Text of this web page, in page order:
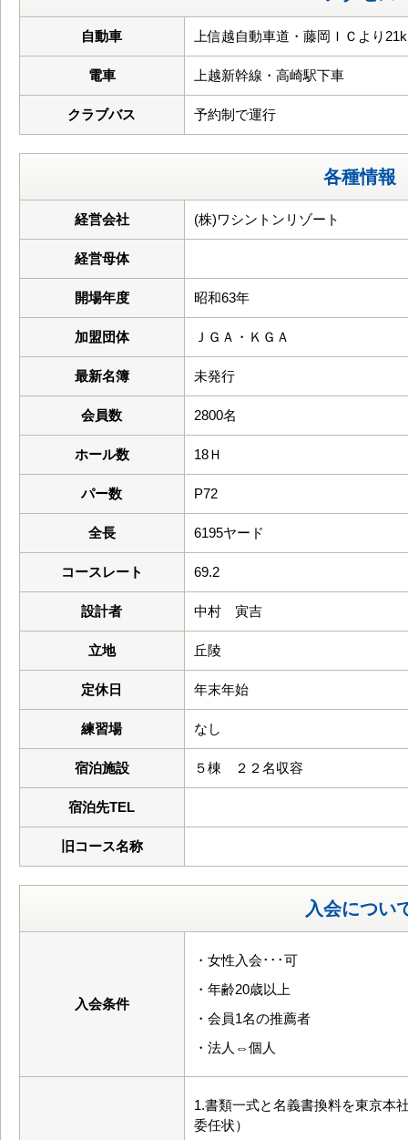
自動車 上信越自動車道・藤岡ＩＣより
電車 上越新幹線・高崎駅下車
クラブバス 予約制で運行
各種情報
経営会社 (株)ワシントンリゾート
経営母体
開場年度 昭和63年
加盟団体 ＪＧＡ・ＫＧＡ
最新名簿 未発行
会員数 2800名
ホール数 18Ｈ
パー数 P72
全長 6195ヤード
コースレート 69.2
設計者 中村 寅吉
立地 丘陵
定休日 年末年始
練習場 なし
宿泊施設 ５棟 ２２名収容
宿泊先TEL
旧コース名称
入会につい
入会条件
・女性入会･･･可
・年齢20歳以上
・会員1名の推薦者
・法人⇔個人
1.書類一式と名義書換料を東京本
委任状）